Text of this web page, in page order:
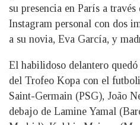
su presencia en París a
Instagram personal con dos
a su novia, Eva García, y
El habilidoso delantero
del Trofeo Kopa con el
Saint-Germain (PSG), João
debajo de Lamine Yamal